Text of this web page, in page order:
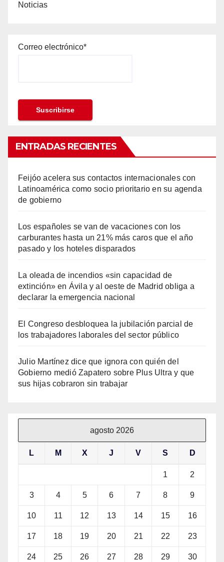
Noticias
Correo electrónico*
ENTRADAS RECIENTES
Feijóo acelera sus contactos internacionales con
Latinoamérica como socio prioritario en su agenda
de gobierno
Los españoles se van de vacaciones con los
carburantes hasta un 21% más caros que el año
pasado y los hoteles disparados
La oleada de incendios «sin capacidad de
extinción» en Ávila y al oeste de Madrid obliga a
declarar la emergencia nacional
El Congreso desbloquea la jubilación parcial de
los trabajadores laborales del sector público
Julio Martínez dice que ignora con quién del
Gobierno medió Zapatero sobre Plus Ultra y que
sus hijas cobraron sin trabajar
agosto 2026
L M X J V S D
1 2
3 4 5 6 7 8 9
10 11 12 13 14 15 16
17 18 19 20 21 22 23
24 25 26 27 28 29 30